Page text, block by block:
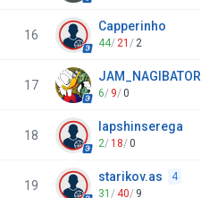
16
Capperinho
44/ 21 / 2
17
JAM_NAGIBATOR
6/ 9/0
18
lapshinserega
2/ 18/0
19
starikov.as 4
31 / 40/ 9